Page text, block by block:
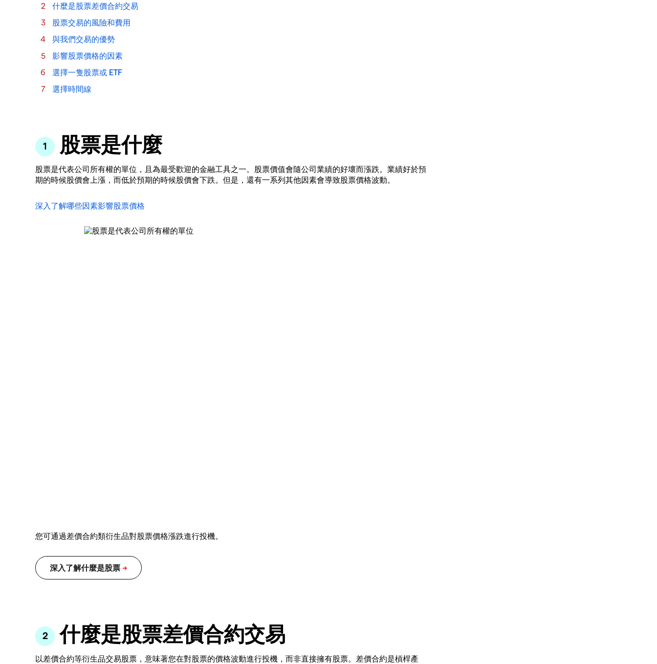
什麼是股票差價合約交易
股票交易的風險和費用
與我們交易的優勢
影響股票價格的因素
選擇一隻股票或 ETF
選擇時間線
股票是什麼
股票是代表公司所有權的單位，且為最受歡迎的金融工具之一。股票價值會隨公司業績的好壞而漲跌。業績好於預
期的時候股價會上漲，而低於預期的時候股價會下跌。但是，還有一系列其他因素會導致股票價格波動。
深入了解哪些因素影響股票價格
您可通過差價合約類衍生品對股票價格漲跌進行投機。
什麼是股票差價合約交易
以差價合約等衍生品交易股票，意味著您在對股票的價格波動進行投機，而非直接擁有股票。差價合約是槓桿產